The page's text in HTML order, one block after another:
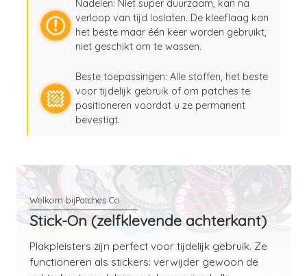
Nadelen: Niet super duurzaam, kan na
verloop van tijd loslaten. De kleeflaag kan
het beste maar één keer worden gebruikt,
niet geschikt om te wassen.
Beste toepassingen: Alle stoffen, het beste
voor tijdelijk gebruik of om patches te
positioneren voordat u ze permanent
bevestigt.
Stick-On (zelfklevende achterkant)
Plakpleisters zijn perfect voor tijdelijk gebruik. Ze
functioneren als stickers: verwijder gewoon de